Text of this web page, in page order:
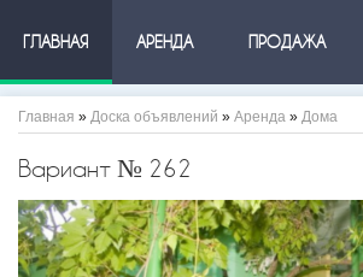
ГЛАВНАЯ АРЕНДА ПРОДАЖА
Главная » Доска объявлений » Аренда » Дома
Вариант № 262